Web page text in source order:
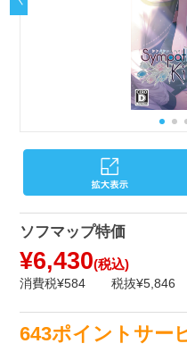
ソフマップ特価
¥6,430(税込)
消費税¥584 税抜¥5,846
643ポイントサー